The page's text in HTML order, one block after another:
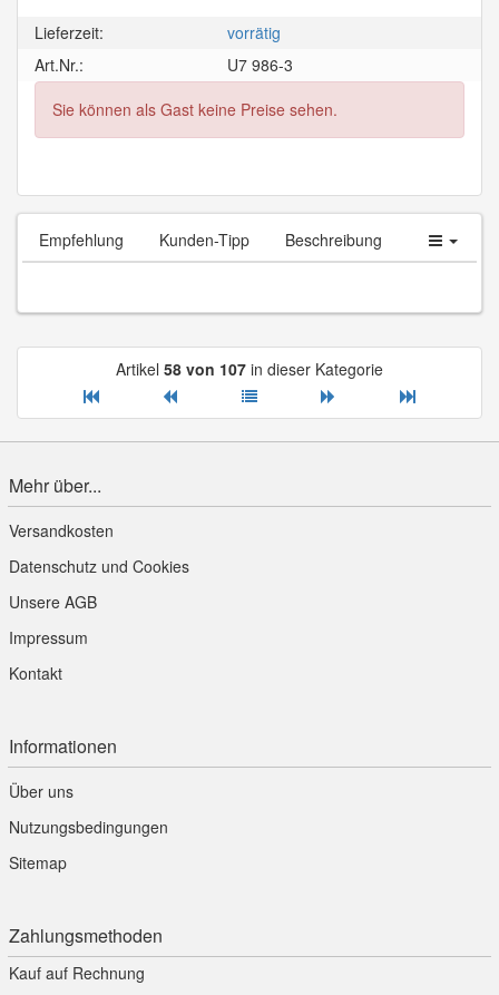
Lieferzeit:
vorrätig
Art.Nr.:
U7 986-3
Sie können als Gast keine Preise sehen.
Empfehlung Kunden-Tipp Beschreibung
Artikel 58 von 107 in dieser Kategorie
Mehr über...
Versandkosten
Datenschutz und Cookies
Unsere AGB
Impressum
Kontakt
Informationen
Über uns
Nutzungsbedingungen
Sitemap
Zahlungsmethoden
Kauf auf Rechnung